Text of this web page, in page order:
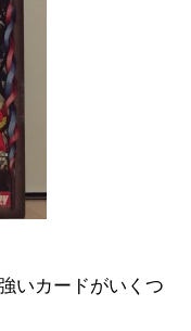
いカードがいくつ